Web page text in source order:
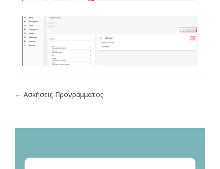
← Ασκήσεις Προγράμματος